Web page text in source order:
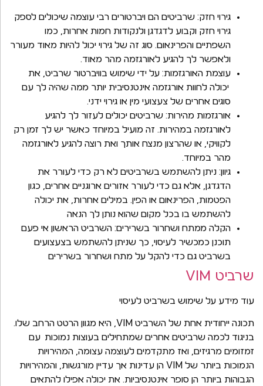
גירוי חזק: שרביטים הם ויברטורים רבי עוצמה שיכולים לספק
גירוי חזק וקבוע לדגדגן ולנקודות חמות אחרות, כמו
השפתיים והפרינאום. סוג זה של גירוי יכול להיות מאוד מעורר
ולאפשר לך להגיע לאורגזמה מהר מאוד.
עוצמת האורגזמות: על ידי שימוש בוויברטור שרביט, את
יכולה לחוות אורגזמה אינטנסיבית יותר ממה שהיה לך עם
סוגים אחרים של צעצועי מין או גירוי ידני.
אורגזמות מהירות: שרביטים יכולים לעזור לך להגיע
לאורגזמה במהירות. זה מועיל במיוחד כאשר יש לך זמן רק
לקוויקי, או שהרצון מנצח אותך ואת רוצה להגיע לאורגזמה
מהר במיוחד.
גיוון: ניתן להשתמש בשרביטים לא רק כדי לעורר את
הדגדגן, אלא גם כדי לעורר אזורים ארוגניים אחרים, כגון
הפטמות, הפרינאום או הפין. במילים אחרות, את יכולה
להשתמש בו בכל מקום שהוא נותן לך הנאה
הקלה ממתח ושחרור בשרירים: השרביט הראשון אי פעם
תוכנן כמכשיר לעיסוי, כך שניתן להשתמש בצעצועים
בשרביט גם כדי להקל על מתח ושחרור בשרירים
שרביט VIM
עוד מידע על שימוש בשרביט לעיסוי
תכונה ייחודית אחת של השרביט VIM, היא מגוון הרטט הרחב שלו.
בניגוד לכמה שרביטים אחרים שמתחילים בעוצות נמוכות עם
זמזומים מרגיזים, ואז מתקדמים לעוצמה עצומה, המהירויות
הנמוכות ביותר של VIM הן עדינות אך עדיין מורגשות, והמהירויות
הגבוהות ביותר הן סופר אינטנסיביות. את יכולה אפילו להתאים